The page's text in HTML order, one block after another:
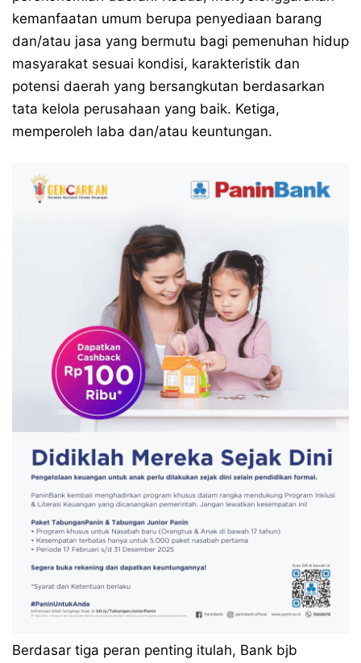
kemanfaatan umum berupa penyediaan barang
dan/atau jasa yang bermutu bagi pemenuhan hidup
masyarakat sesuai kondisi, karakteristik dan
potensi daerah yang bersangkutan berdasarkan
tata kelola perusahaan yang baik. Ketiga,
memperoleh laba dan/atau keuntungan.
Berdasar tiga peran penting itulah, Bank bjb